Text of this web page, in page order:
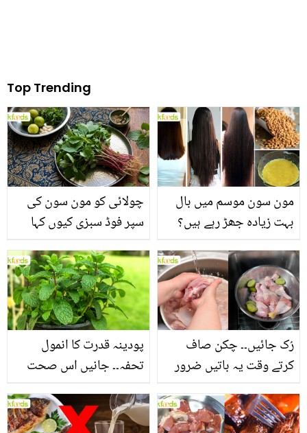
Top Trending
چولائی کو مون سون کی
سپر فوڈ سبزی کیوں کہا
منرلز اور اینٹی آکسیڈنٹس
سے بھرپور اس سبزی کے
فائدے
مون سون موسم میں بال
بہت زیادہ جھڑ رہے ہیں؟
بنانے کے چند قدرتی طریقے
پودینہ قدرت کا انمول
تحفہ۔۔ جانیں اس صحت
انگیز طبی فوائد
رُک جائیں۔۔ چکن صاف
کرتے وقت یہ باتیں ضرور